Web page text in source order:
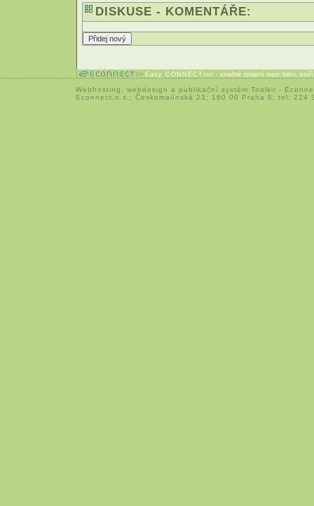
DISKUSE - KOMENTÁŘE:
Easy CONNECTion - snadné spojení mezi lidmi,
Webhosting webdesign a publikační systém Toolkit -
Econnect,o.s.; Českomalínská 23; 160 00 Praha 6; tel: 224